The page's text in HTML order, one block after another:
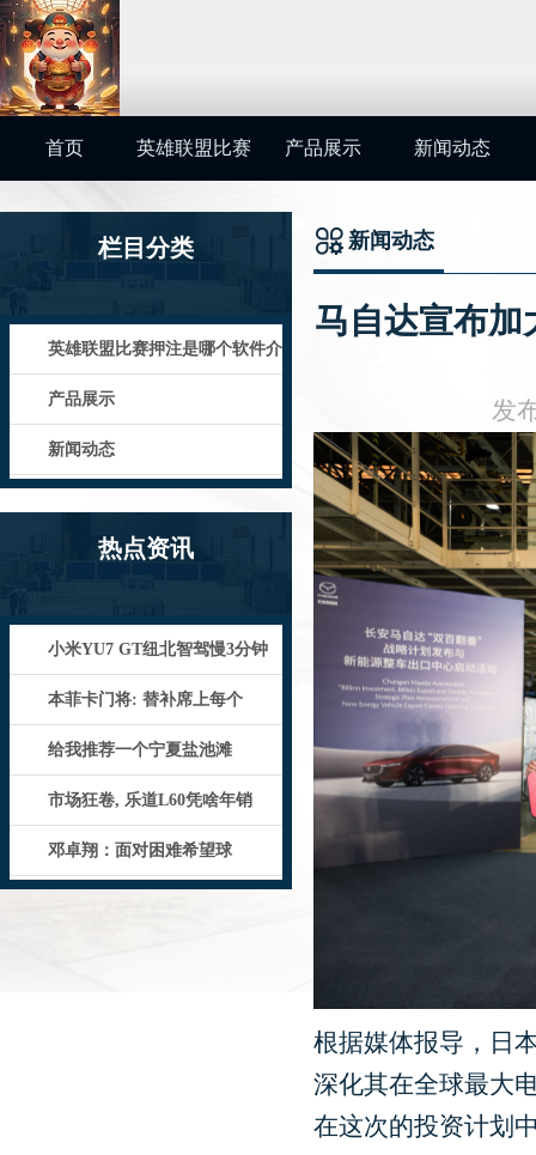
首页 英雄联盟比赛
押注是哪个软
产品展示 新闻动态
栏目分类
英雄联盟比赛押注是哪个软件介
产品展示
新闻动态
热点资讯
小米YU7 GT纽北智驾慢3分钟
本菲卡门将: 替补席上每个
给我推荐一个宁夏盐池滩
市场狂卷, 乐道L60凭啥年销
邓卓翔：面对困难希望球
新闻动态
你的位置：英雄联盟
马自达宣布加
发
根据媒体报导，日
深化其在全球最大
在这次的投资计划